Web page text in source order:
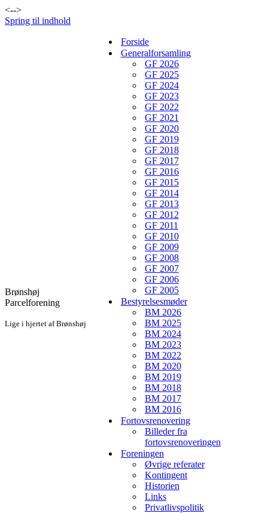
<-->
Spring til indhold
Brønshøj
Parcelforening
Lige i hjertet af Brønshøj
Forside
Generalforsamling
GF 2026
GF 2025
GF 2024
GF 2023
GF 2022
GF 2021
GF 2020
GF 2019
GF 2018
GF 2017
GF 2016
GF 2015
GF 2014
GF 2013
GF 2012
GF 2011
GF 2010
GF 2009
GF 2008
GF 2007
GF 2006
GF 2005
Bestyrelsesmøder
BM 2026
BM 2025
BM 2024
BM 2023
BM 2022
BM 2020
BM 2019
BM 2018
BM 2017
BM 2016
Fortovsrenovering
Billeder fra
fortovsrenoveringen
Foreningen
Øvrige referater
Kontingent
Historien
Links
Privatlivspolitik